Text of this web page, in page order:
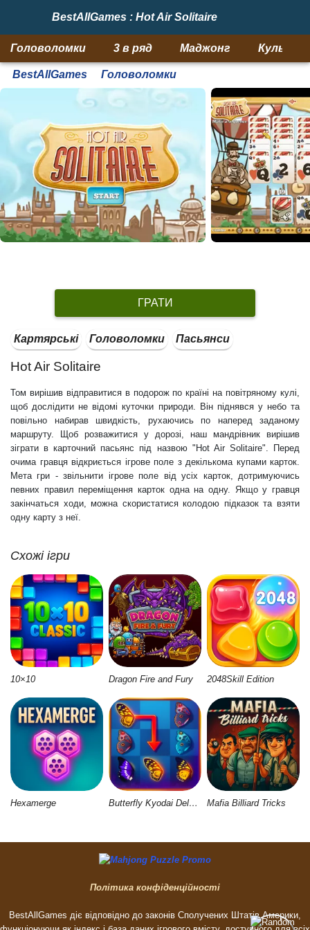
BestAllGames : Hot Air Solitaire
Головоломки 3 в ряд Маджонг Кульки
BestAllGames Головоломки
ГРАТИ
Картярські Головоломки Пасьянси
Hot Air Solitaire
Том вирішив відправитися в подорож по країні на повітряному кулі,
щоб дослідити не відомі куточки природи. Він піднявся у небо та
повільно набирав швидкість, рухаючись по наперед заданому
маршруту. Щоб розважитися у дорозі, наш мандрівник вирішив
зіграти в карточний пасьянс під назвою "Hot Air Solitaire". Перед
очима гравця відкриється ігрове поле з декількома купами карток.
Мета гри - звільнити ігрове поле від усіх карток, дотримуючись
певних правил переміщення карток одна на одну. Якщо у гравця
закінчаться ходи, можна скористатися колодою підказок та взяти
одну карту з неї.
Схожі ігри
10×10 Dragon Fire and Fury 2048Skill Edition
Hexamerge Butterfly Kyodai Deluxe 2 Mafia Billiard Tricks
Політика конфіденційності
BestAllGames діє відповідно до законів Сполучених Штатів Америки,